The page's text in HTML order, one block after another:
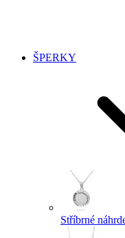
ŠPERKY
Stříbrné